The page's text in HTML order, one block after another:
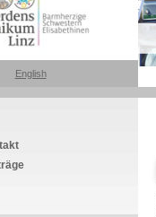
English